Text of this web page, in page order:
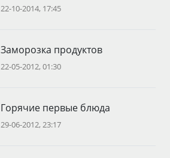
22-10-2014, 17:45
Заморозка продуктов
22-05-2012, 01:30
Горячие первые блюда
29-06-2012, 23:17